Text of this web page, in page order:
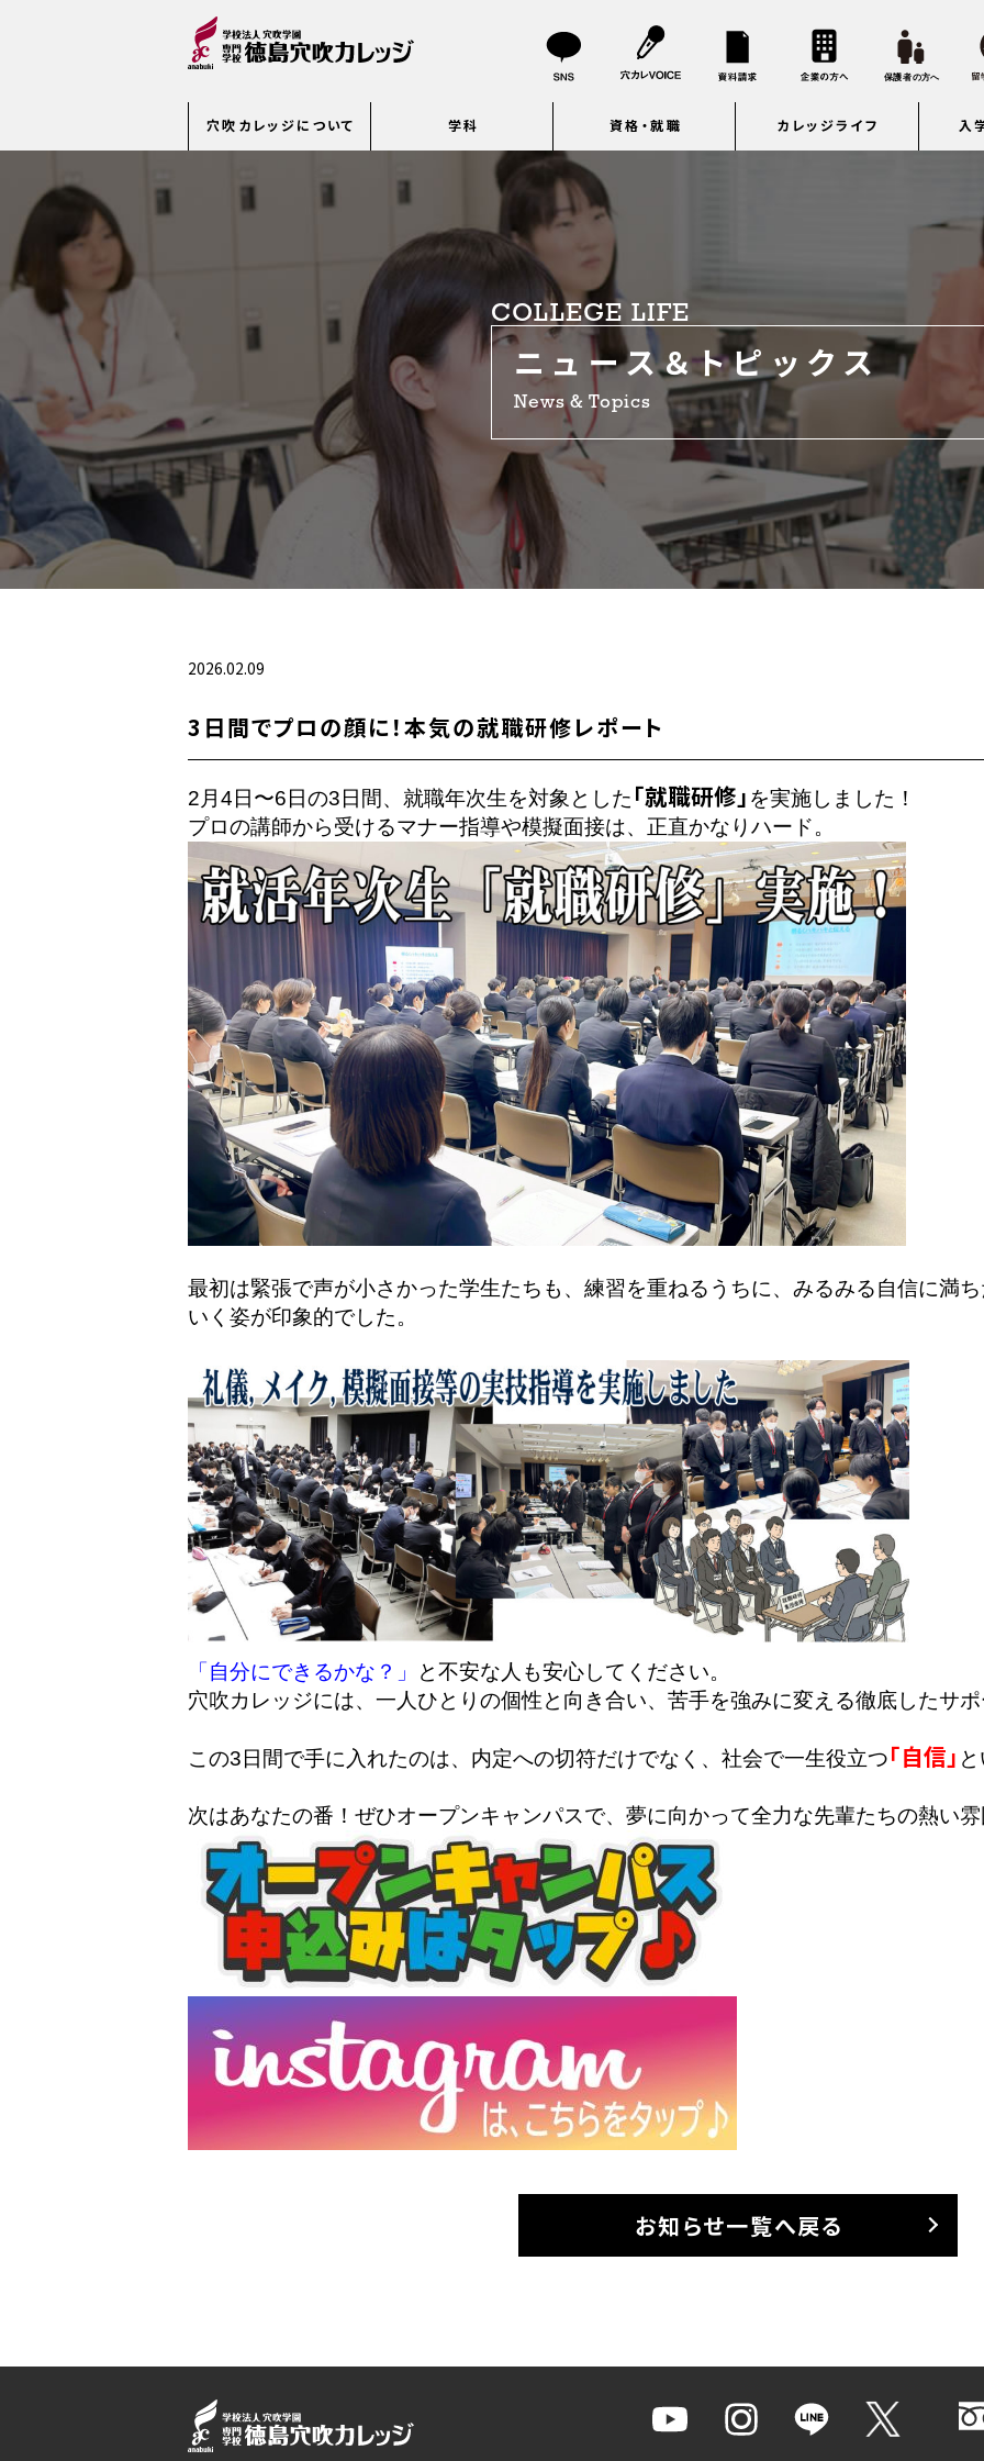
穴吹カレッジについて 学科 資格・就職 カレッジライフ 入
COLLEGE LIFE
ニュース＆トピックス
News & Topics
2026.02.09
3日間でプロの顔に！本気の就職研修レポート
2月4日〜6日の3日間、就職年次生を対象とした 「就職研修」 を実施しました！
プロの講師から受けるマナー指導や模擬面接は、正直かなりハード。
最初は緊張で声が小さかった学生たちも、練習を重ねるうちに、みるみる自信に満
いく姿が印象的でした。
「自分にできるかな？」
と不安な人も安心してください。
穴吹カレッジには、一人ひとりの個性と向き合い、苦手を強みに変える徹底したサ
この3日間で手に入れたのは、内定への切符だけでなく、社会で一生役立つ「自信」
次はあなたの番！ぜひオープンキャンパスで、夢に向かって全力な先輩たちの熱い
お知らせ一覧へ戻る